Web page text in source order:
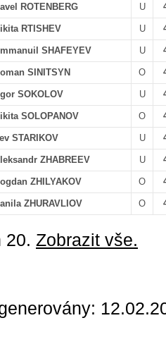
ROTENBERG U
RTISHEV U
SHAFEYEV U
SINITSYN O
SOKOLOV U
SOLOPANOV O
STARIKOV U
ZHABREEV U
ZHILYAKOV O
ZHURAVLIOV O
20. Zobrazit vše.